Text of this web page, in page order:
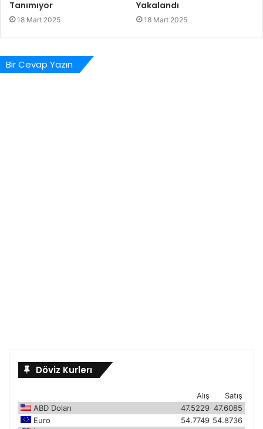
Tanımıyor
18 Mart 2025
Yakalandı
18 Mart 2025
Bir Cevap Yazın
Döviz Kurlerı
Satış
Alış
ABD Doları
47.6085
47.5229
Euro
54.8736
54.7749